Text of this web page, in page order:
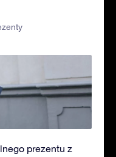
prezentu z